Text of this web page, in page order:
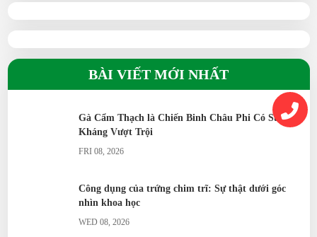
BÀI VIẾT MỚI NHẤT
Gà Cẩm Thạch là Chiến Binh Châu Phi Có Sức Đề
Kháng Vượt Trội
FRI 08, 2026
Công dụng của trứng chim trĩ: Sự thật dưới góc
nhìn khoa học
WED 08, 2026